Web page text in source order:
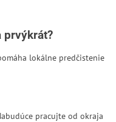
prvýkrát?
lokálne predčistenie
pracujte od okraja